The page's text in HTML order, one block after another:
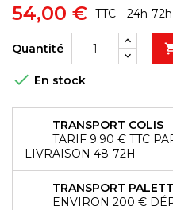
54,00 € TTC 24h-72h
Quantité
 En stock
TRANSPORT COLIS
TARIF 9.90 € TTC
LIVRAISON 48-72H
TRANSPORT
ENVIRON 200 €